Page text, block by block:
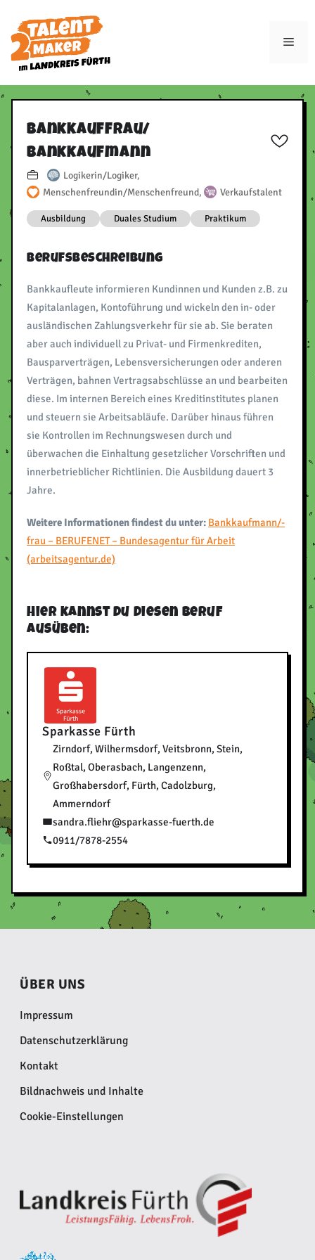
Inhalt
springen
Bankkauffrau/​
Bankkaufmann
Logikerin/Logiker,
Menschenfreundin/Menschenfreund, Verkaufstalent
Ausbildung Duales Studium Praktikum
Berufsbeschreibung
Bankkaufleute informieren Kundinnen und Kunden z.B. zu
Kapitalanlagen, Kontoführung und wickeln den in- oder
ausländischen Zahlungsverkehr für sie ab. Sie beraten
aber auch individuell zu Privat- und Firmenkrediten,
Bausparverträgen, Lebensversicherungen oder anderen
Verträgen, bahnen Vertragsabschlüsse an und bearbeiten
diese. Im internen Bereich eines Kreditinstitutes planen
und steuern sie Arbeitsabläufe. Darüber hinaus führen
sie Kontrollen im Rechnungswesen durch und
überwachen die Einhaltung gesetzlicher Vorschriften und
innerbetrieblicher Richtlinien. Die Ausbildung dauert 3
Jahre.
Weitere Informationen findest du unter: Bankkaufmann/-
frau – BERUFENET – Bundesagentur für Arbeit
(arbeitsagentur.de)
Hier kannst du diesen Beruf
ausüben:
Sparkasse Fürth
Zirndorf, Wilhermsdorf, Veitsbronn, Stein,
Roßtal, Oberasbach, Langenzenn,
Großhabersdorf, Fürth, Cadolzburg,
Ammerndorf
sandra.fliehr@sparkasse-fuerth.de
0911/7878-2554
ÜBER UNS
Impressum
Datenschutzerklärung
Kontakt
Bildnachweis und Inhalte
Cookie-Einstellungen